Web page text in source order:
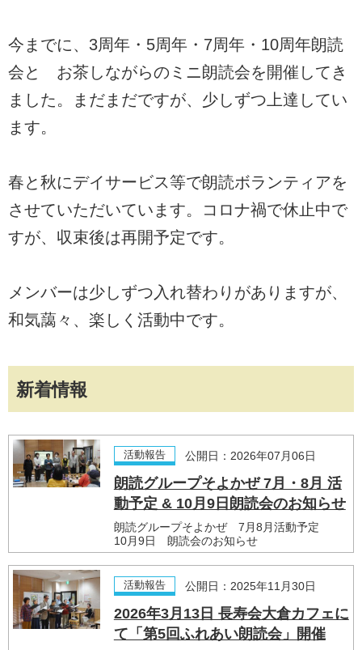
今までに、3周年・5周年・7周年・10周年朗読
会と お茶しながらのミニ朗読会を開催してき
ました。まだまだですが、少しずつ上達してい
ます。
春と秋にデイサービス等で朗読ボランティアを
させていただいています。コロナ禍で休止中で
すが、収束後は再開予定です。
メンバーは少しずつ入れ替わりがありますが、
和気藹々、楽しく活動中です。
新着情報
活動報告 公開日：2026年07月06日
朗読グループそよかぜ 7月・8月 活
動予定 & 10月9日朗読会のお知らせ
朗読グループそよかぜ 7月8月活動予定
10月9日 朗読会のお知らせ
活動報告 公開日：2025年11月30日
2026年3月13日 長寿会大倉カフェに
て「第5回ふれあい朗読会」開催